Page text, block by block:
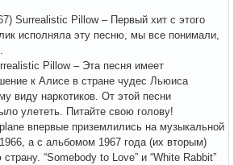
Surrealistic Pillow – Первый хит с этого
исполняла эту песню, мы все понимали,
Pillow – Эта песня имеет
к Алисе в стране чудес Льюиса
виду наркотиков. От этой песни
улететь. Питайте свою голову!
впервые приземлились на музыкальной
а с альбомом 1967 года (их вторым)
“Somebody to Love” и “White Rabbit”